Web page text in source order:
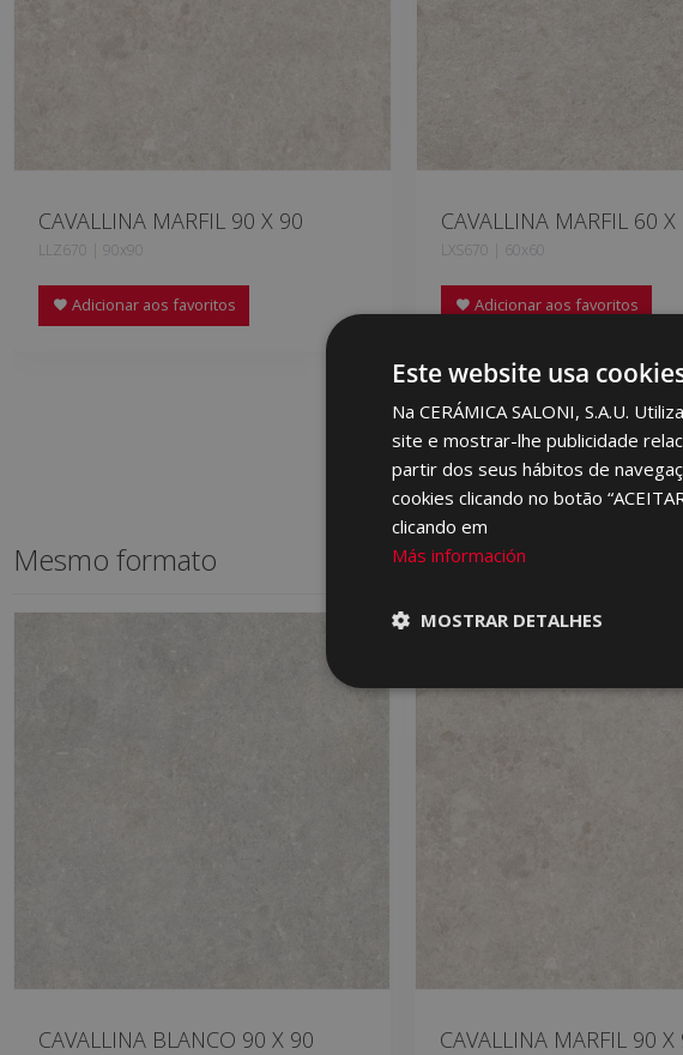
CAVALLINA MARFIL 90 X 90
LLZ670 | 90x90
Adicionar aos favoritos
CAVALLINA MARFIL 60 X
LXS670 | 60x60
Adicionar aos favoritos
Mesmo formato
CAVALLINA BLANCO 90 X 90 CAVALLINA MARFIL 90 X
Este website usa
Na CERÁMICA SALONI, S.A.U.
site e mostrar-lhe publicidade
partir dos seus hábitos de
cookies clicando no botão
clicando em
Más información
MOSTRAR DETALHES